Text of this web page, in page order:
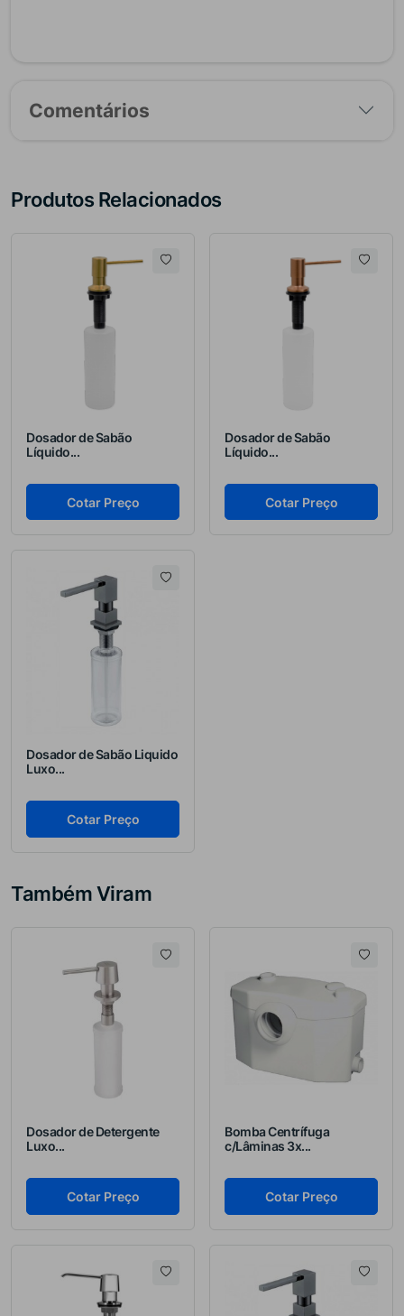
Comentários
Produtos Relacionados
Dosador de Sabão
Líquido...
Cotar Preço
Dosador de Sabão
Líquido...
Cotar Preço
Dosador de Sabão Liquido
Luxo...
Cotar Preço
Também Viram
Dosador de Detergente
Luxo...
Cotar Preço
Bomba Centrífuga
c/Lâminas 3x...
Cotar Preço